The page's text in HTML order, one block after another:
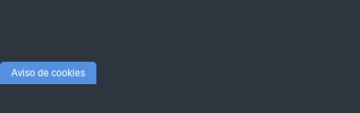
Aviso de cookies